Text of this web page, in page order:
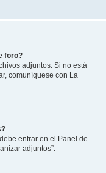
foro?
adjuntos. Si no está
comuníquese con La
entrar en el Panel de
adjuntos”.